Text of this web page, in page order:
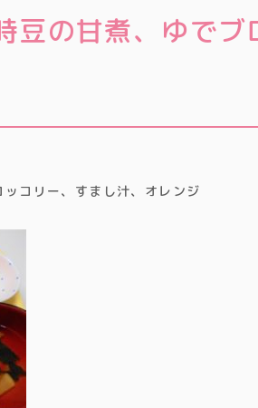
豆の甘煮、ゆで
コリー、すまし汁、オレンジ